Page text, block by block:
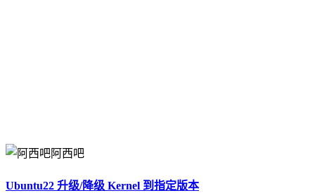
阿西吧
Ubuntu22 升级/降级 Kernel 到指定版本